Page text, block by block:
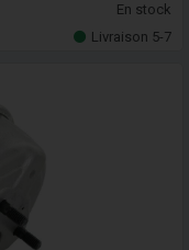
En stock
Livraison 5-7